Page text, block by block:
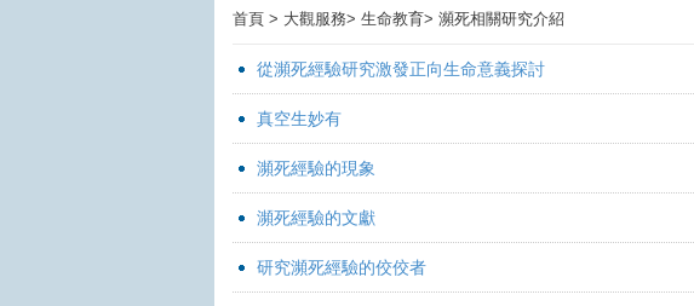
首頁 > 大觀服務> 生命教育> 瀕死相關研究介紹
從瀕死經驗研究激發正向生命意義探討
真空生妙有
瀕死經驗的現象
瀕死經驗的文獻
研究瀕死經驗的佼佼者